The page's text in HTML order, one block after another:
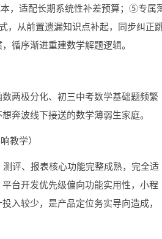
，适配长期系统性补差预算；⑤专属
，从前置遗漏知识点补起，同步纠正
循序渐进重建数学解题逻辑。
两极分化、初三中考数学基础题频繁
奔波线下接送的数学薄弱生家庭。
教学）
评、报表核心功能完整成熟，完全适
台开发优先级偏向功能实用性，小程
入较少，是产品定位务实导向造成，